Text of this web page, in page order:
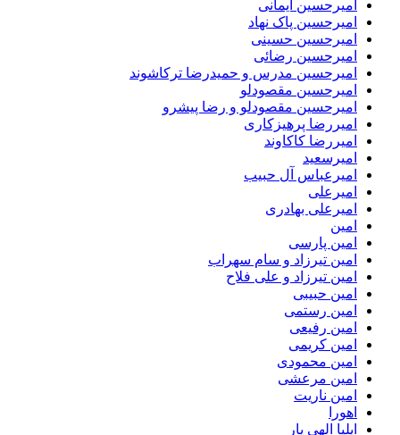
امیرحسین ایمانی
امیرحسین پاک نهاد
امیرحسین حسینی
امیرحسین رضائی
امیرحسین مدرس و حمیدرضا ترکاشوند
امیرحسین مقصودلو
امیرحسین مقصودلو و رضا پیشرو
امیررضا پرهیزکاری
امیررضا کاکاوند
امیرسعید
امیرعباس آل حبیب
امیرعلی
امیرعلی بهادری
امین
امین پارسی
امین تیرزاد و سام سهراب
امین تیرزاد و علی فلاح
امین حبیبی
امین رستمی
امین رفیعی
امین کریمی
امین محمودی
امین مرعشی
امین ناریت
اهورا
ایلیا الهی یار